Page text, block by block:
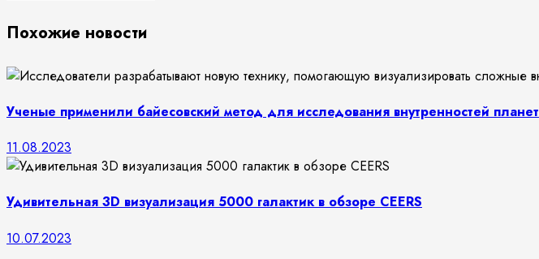
Похожие новости
Ученые применили байесовский метод для исследования внутренностей планет
11.08.2023
Удивительная 3D визуализация 5000 галактик в обзоре CEERS
10.07.2023